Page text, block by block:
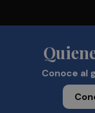
Conoce al